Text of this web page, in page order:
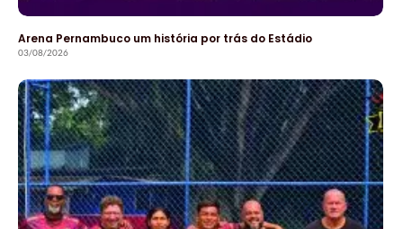
Arena Pernambuco um história por trás do Estádio
03/08/2026